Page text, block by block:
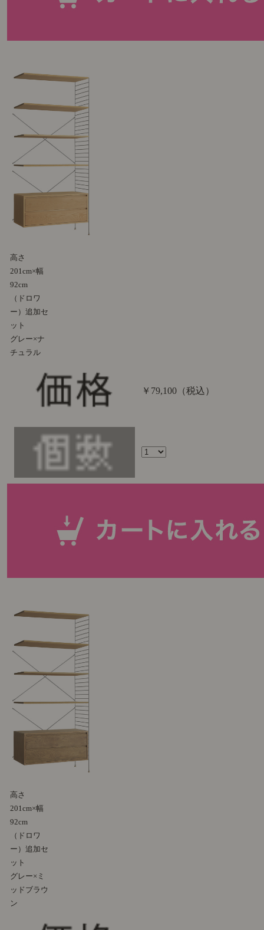
高さ
201cm×幅
92cm
（ドロワ
ー）追加セ
ット
グレー×ナ
チュラル
￥79,100 （税込）
高さ
201cm×幅
92cm
（ドロワ
ー）追加セ
ット
グレー×ミ
ッドブラウ
ン